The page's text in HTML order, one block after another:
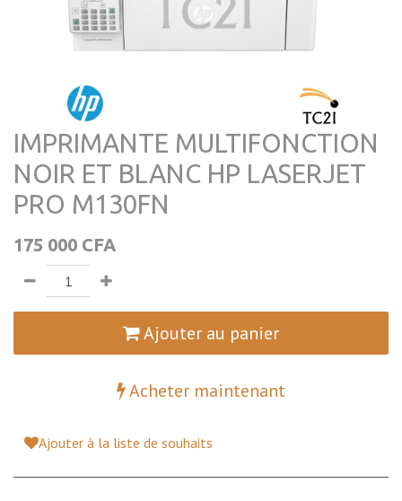
IMPRIMANTE MULTIFONCTION
NOIR ET BLANC HP LASERJET
PRO M130FN
175 000 CFA
Ajouter au panier
Acheter maintenant
Ajouter à la liste de souhaits